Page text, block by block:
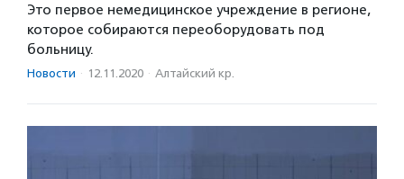
Это первое немедицинское учреждение в регионе,
которое собираются переоборудовать под
больницу.
Новости · 12.11.2020 · Алтайский кр.